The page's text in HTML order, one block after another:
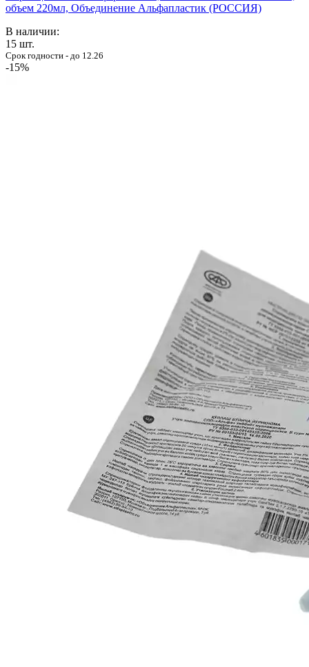
объем 220мл, Объединение Альфапластик (РОССИЯ)
В наличии:
15 шт.
Срок годности - до 12.26
-15%